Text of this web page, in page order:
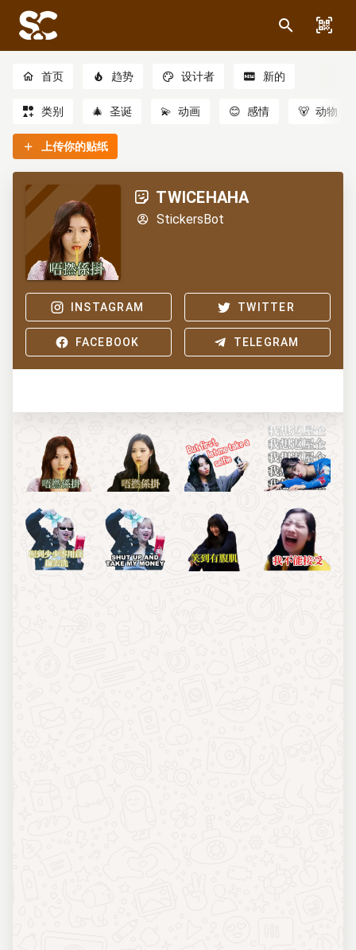
首页 趋势 设计者 新的
类别 🎄 圣诞 💫 动画 😊 感情 🐻 动物
上传你的贴纸
TWICEHAHA
StickersBot
INSTAGRAM TWITTER
FACEBOOK TELEGRAM